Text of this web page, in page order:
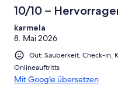
Schlecht
Ungenügend
10/10 –
karmela
8. Mai 2026
Gut: Sauberkeit, Check-in,
Onlineauftritts
Mit Google übersetzen